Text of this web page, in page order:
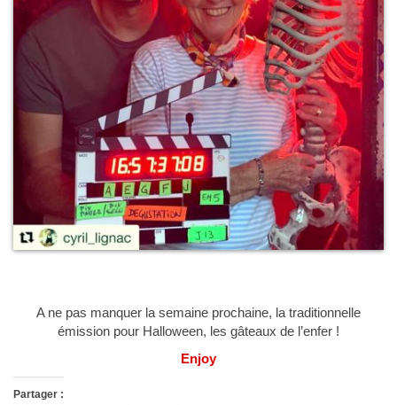
A ne pas manquer la semaine prochaine, la traditionnelle
émission pour Halloween, les gâteaux de l’enfer !
Enjoy
Partager :